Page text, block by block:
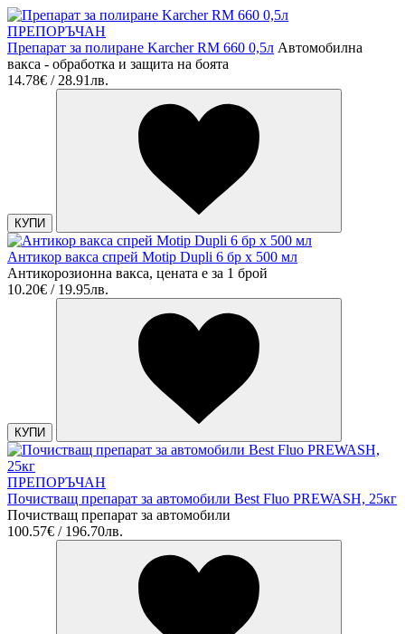
ПРЕПОРЪЧАН
Препарат за полиране Karcher RM 660 0,5л Автомобилна
вакса - обработка и защита на боята
14.78€ / 28.91лв.
КУПИ
Антикор вакса спрей Motip Dupli 6 бр х 500 мл
Антикорозионна вакса, цената е за 1 брой
10.20€ / 19.95лв.
КУПИ
ПРЕПОРЪЧАН
Почистващ препарат за автомобили Best Fluo PREWASH, 25кг
Почистващ препарат за автомобили
100.57€ / 196.70лв.